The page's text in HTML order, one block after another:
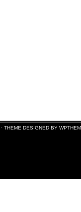
· THEME DESIGNED BY